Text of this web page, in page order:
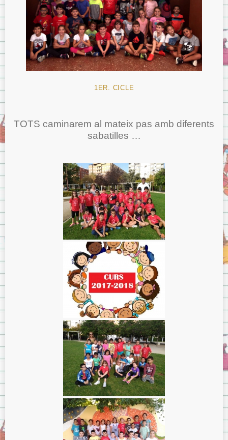
1ER. CICLE
TOTS caminarem al mateix pas amb diferents
sabatilles …